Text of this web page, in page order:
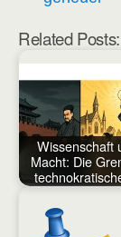
Related Posts:
Wissenschaft
Macht: Die